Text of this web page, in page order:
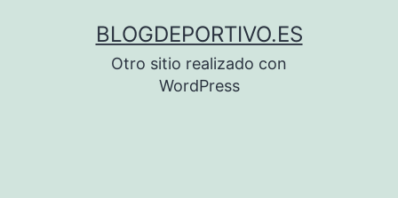
BLOGDEPORTIVO.ES
Otro sitio realizado con
WordPress